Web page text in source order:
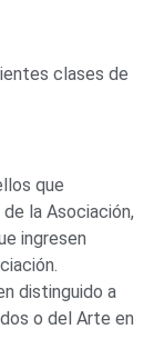
clases de
que
la Asociación,
ingresen
distinguido a
o del Arte en